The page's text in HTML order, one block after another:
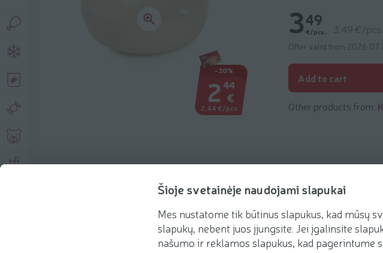
Šioje svetainėje naudojami slapukai
Mes nustatome tik būtinus slapukus, kad mūsų
slapukų, nebent juos įjungsite. Jei įgalinsite
našumo ir reklamos slapukus, kad
-30%
2 44
€
2,44 €/pcs.
349
€/pcs. 3,49 €/pcs.
Offer valid from
Add to cart
Other products from:
Product description
Recommendations